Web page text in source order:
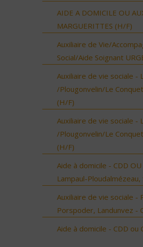
AIDE A DOMICILE OU
MARGUERITTES (H/F)
Auxiliaire de Vie/
Social/Aide Soignant
Auxiliaire de vie sociale -
/Plougonvelin/Le
(H/F)
Auxiliaire de vie sociale -
/Plougonvelin/Le
(H/F)
Aide à domicile - CDD
Lampaul-
Auxiliaire de vie sociale -
Porspoder, Landunvez -
Aide à domicile - CDD ou